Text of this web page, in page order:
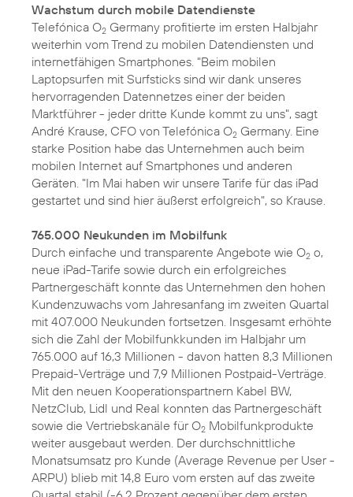
Wachstum durch mobile Datendienste
Telefónica O2 Germany profitierte im ersten Halbjahr
weiterhin vom Trend zu mobilen Datendiensten und
internetfähigen Smartphones. "Beim mobilen
Laptopsurfen mit Surfsticks sind wir dank unseres
hervorragenden Datennetzes einer der beiden
Marktführer - jeder dritte Kunde kommt zu uns", sagt
André Krause, CFO von Telefónica O2 Germany. Eine
starke Position habe das Unternehmen auch beim
mobilen Internet auf Smartphones und anderen
Geräten. "Im Mai haben wir unsere Tarife für das iPad
gestartet und sind hier äußerst erfolgreich", so Krause.
765.000 Neukunden im Mobilfunk
Durch einfache und transparente Angebote wie O2 o,
neue iPad-Tarife sowie durch ein erfolgreiches
Partnergeschäft konnte das Unternehmen den hohen
Kundenzuwachs vom Jahresanfang im zweiten Quartal
mit 407.000 Neukunden fortsetzen. Insgesamt erhöhte
sich die Zahl der Mobilfunkkunden im Halbjahr um
765.000 auf 16,3 Millionen - davon hatten 8,3 Millionen
Prepaid-Verträge und 7,9 Millionen Postpaid-Verträge.
Mit den neuen Kooperationspartnern Kabel BW,
NetzClub, Lidl und Real konnten das Partnergeschäft
sowie die Vertriebskanäle für O2 Mobilfunkprodukte
weiter ausgebaut werden. Der durchschnittliche
Monatsumsatz pro Kunde (Average Revenue per User -
ARPU) blieb mit 14,8 Euro vom ersten auf das zweite